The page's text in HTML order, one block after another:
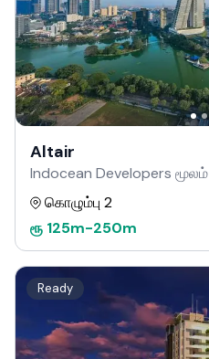
Altair
Indocean Developers மூலம்
கொழும்பு 2
ரூ 125m-250m
Ready